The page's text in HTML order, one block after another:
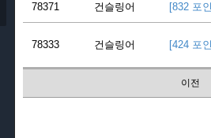
78371 건슬링어 [832 포
78333 건슬링어 [424 포
이전